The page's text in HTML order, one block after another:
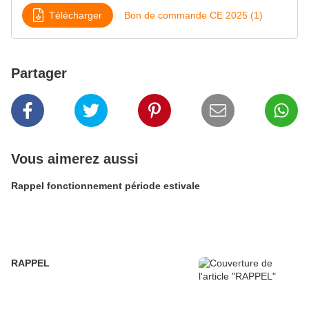
Télécharger Bon de commande CE 2025 (1)
Partager
Vous aimerez aussi
Rappel fonctionnement période estivale
RAPPEL